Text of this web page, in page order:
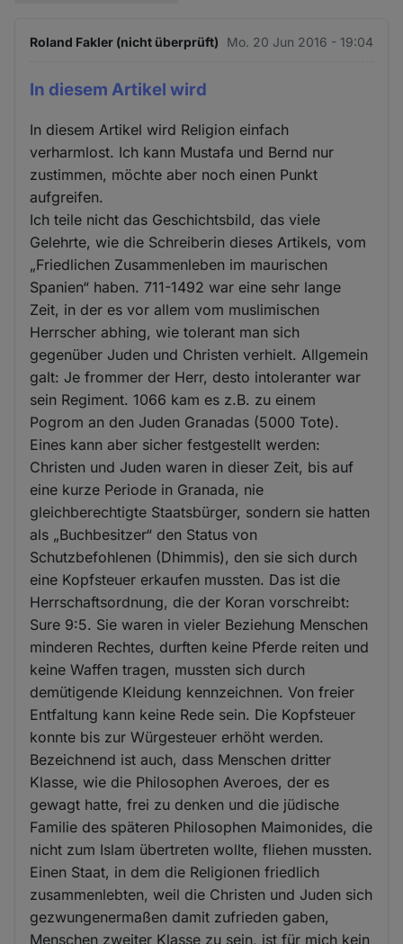
Roland Fakler (nicht überprüft) Mo. 20 Jun 2016 - 19:04
In diesem Artikel wird
In diesem Artikel wird Religion einfach
verharmlost. Ich kann Mustafa und Bernd nur
zustimmen, möchte aber noch einen Punkt
aufgreifen.
Ich teile nicht das Geschichtsbild, das viele
Gelehrte, wie die Schreiberin dieses Artikels, vom
„Friedlichen Zusammenleben im maurischen
Spanien“ haben. 711-1492 war eine sehr lange
Zeit, in der es vor allem vom muslimischen
Herrscher abhing, wie tolerant man sich
gegenüber Juden und Christen verhielt. Allgemein
galt: Je frommer der Herr, desto intoleranter war
sein Regiment. 1066 kam es z.B. zu einem
Pogrom an den Juden Granadas (5000 Tote).
Eines kann aber sicher festgestellt werden:
Christen und Juden waren in dieser Zeit, bis auf
eine kurze Periode in Granada, nie
gleichberechtigte Staatsbürger, sondern sie hatten
als „Buchbesitzer“ den Status von
Schutzbefohlenen (Dhimmis), den sie sich durch
eine Kopfsteuer erkaufen mussten. Das ist die
Herrschaftsordnung, die der Koran vorschreibt:
Sure 9:5. Sie waren in vieler Beziehung Menschen
minderen Rechtes, durften keine Pferde reiten und
keine Waffen tragen, mussten sich durch
demütigende Kleidung kennzeichnen. Von freier
Entfaltung kann keine Rede sein. Die Kopfsteuer
konnte bis zur Würgesteuer erhöht werden.
Bezeichnend ist auch, dass Menschen dritter
Klasse, wie die Philosophen Averoes, der es
gewagt hatte, frei zu denken und die jüdische
Familie des späteren Philosophen Maimonides, die
nicht zum Islam übertreten wollte, fliehen mussten.
Einen Staat, in dem die Religionen friedlich
zusammenlebten, weil die Christen und Juden sich
gezwungenermaßen damit zufrieden gaben,
Menschen zweiter Klasse zu sein, ist für mich kein